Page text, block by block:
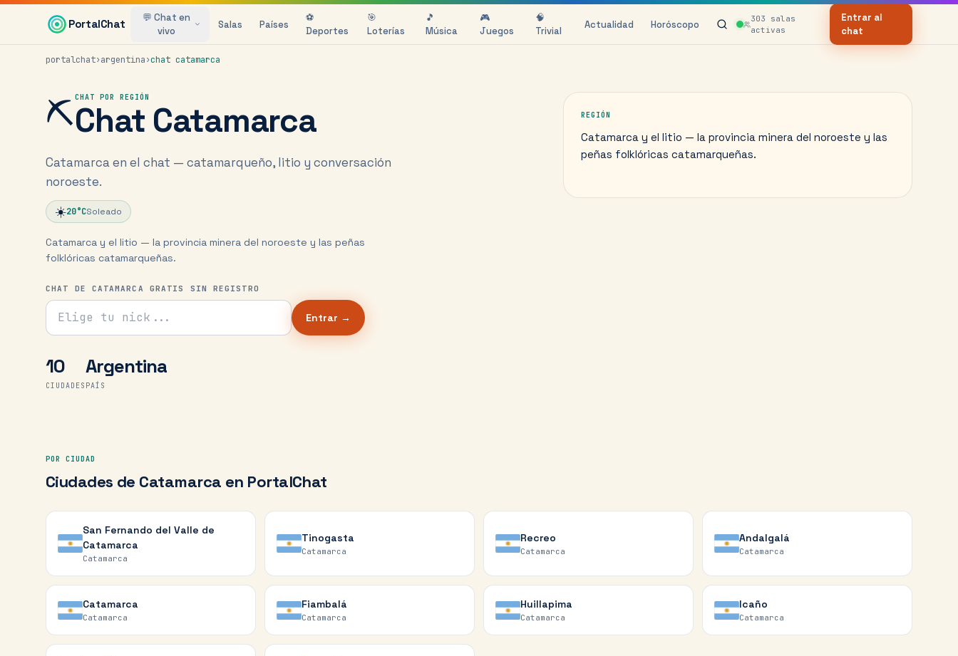
Saltar al contenido principal
PortalChat
💬 Chat en
vivo
Salas Países
⚽
Deportes
🎯
Loterías
🎵
Música
🎮
Juegos
🧠
Trivial
Actualidad Horóscopo 303 salas
activas
Entrar al
chat
portalchat›argentina›chat catamarca
⛏️ CHAT POR REGIÓN
Chat Catamarca
Catamarca en el chat — catamarqueño, litio y conversación
noroeste.
☀️20°CSoleado
Catamarca y el litio — la provincia minera del noroeste y las peñas
folklóricas catamarqueñas.
CHAT DE CATAMARCA GRATIS SIN REGISTRO
Tu nick para el chat
Entrar →
10
CIUDADES
Argentina
PAÍS
REGIÓN
Catamarca y el litio — la provincia minera del noroeste y las
peñas folklóricas catamarqueñas.
POR CIUDAD
Ciudades de Catamarca en PortalChat
San Fernando del Valle de
Catamarca
Catamarca
Tinogasta
Catamarca
Recreo
Catamarca
Andalgalá
Catamarca
Catamarca
Catamarca
Fiambalá
Catamarca
Huillapima
Catamarca
Icaño
Catamarca